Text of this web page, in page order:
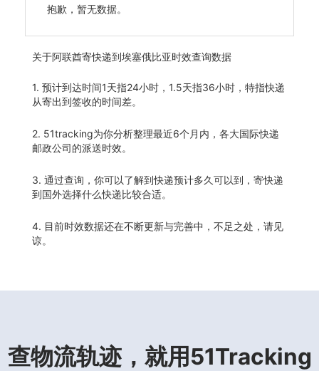
抱歉，暂无数据。
关于阿联酋寄快递到埃塞俄比亚时效查询数据
1. 预计到达时间1天指24小时，1.5天指36小时，特指快递
从寄出到签收的时间差。
2. 51tracking为你分析整理最近6个月内，各大国际快递
邮政公司的派送时效。
3. 通过查询，你可以了解到快递预计多久可以到，寄快递
到国外选择什么快递比较合适。
4. 目前时效数据还在不断更新与完善中，不足之处，请见
谅。
查物流轨迹，就用51Tracking